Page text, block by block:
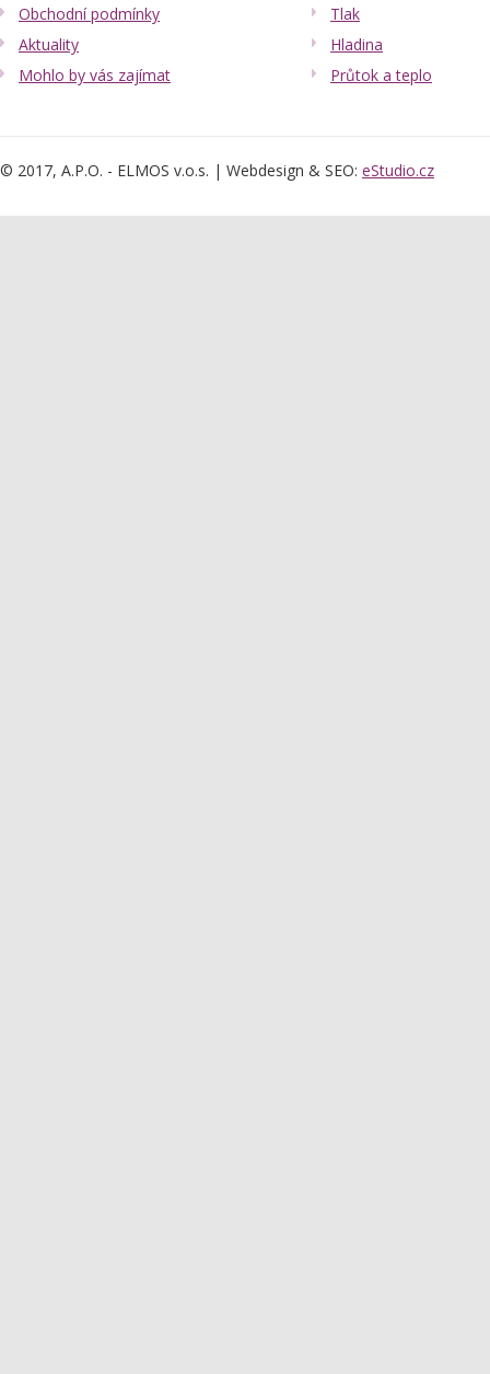
Obchodní podmínky
Aktuality
Mohlo by vás zajímat
Tlak
Hladina
Průtok a teplo
© 2017, A.P.O. - ELMOS v.o.s. | Webdesign & SEO: eStudio.cz